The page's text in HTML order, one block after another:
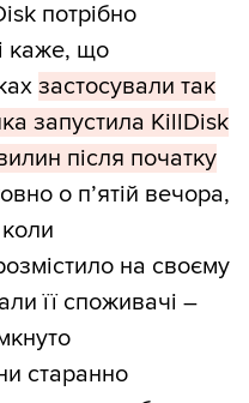
потрібно
каже, що
застосували так
запустила KillDisk
після початку
о п’ятій вечора,
на своєму
її споживачі –
старанно